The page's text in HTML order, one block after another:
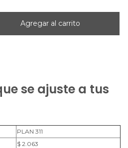
se ajuste a tus
PLAN 311
$ 2.063